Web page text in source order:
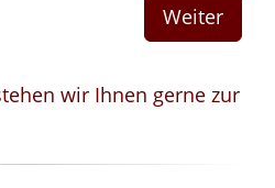
wir Ihnen gerne zur